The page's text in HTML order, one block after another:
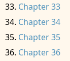
Chapter 33
Chapter 34
Chapter 35
Chapter 36